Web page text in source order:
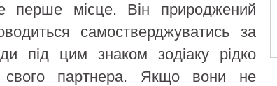
перше місце. Він природжений
самостверджуватись за
під цим знаком зодіаку рідко
партнера. Якщо вони не